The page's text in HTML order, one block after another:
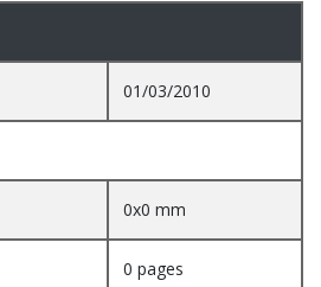
01/03/2010
0x0 mm
0 pages